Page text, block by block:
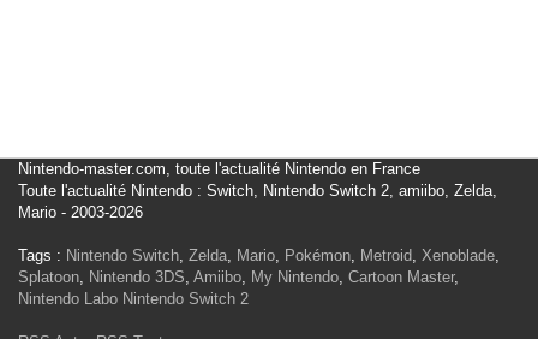
Nintendo-master.com, toute l'actualité Nintendo en France
Toute l'actualité Nintendo : Switch, Nintendo Switch 2, amiibo, Zelda,
Mario - 2003-2026
Tags : Nintendo Switch, Zelda, Mario, Pokémon, Metroid, Xenoblade,
Splatoon, Nintendo 3DS, Amiibo, My Nintendo, Cartoon Master,
Nintendo Labo Nintendo Switch 2